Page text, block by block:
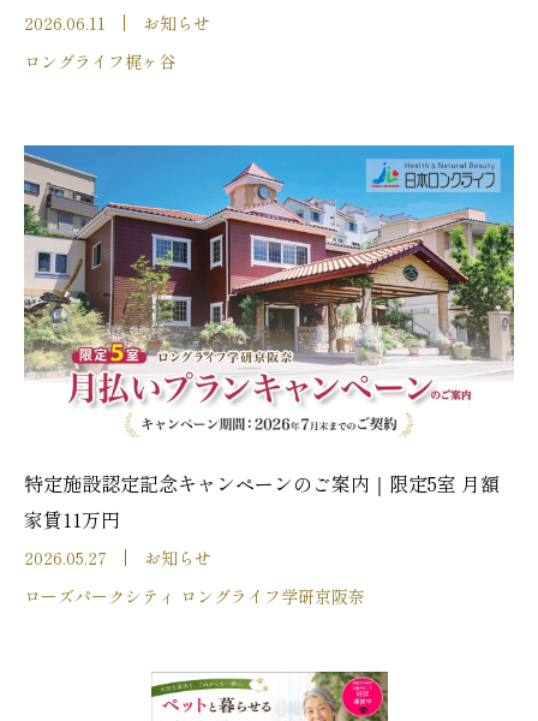
2026.06.11
お知らせ
ロングライフ梶ヶ谷
特定施設認定記念キャンペーンのご案内｜限定5室 月額
家賃11万円
2026.05.27
お知らせ
ローズパークシティ ロングライフ学研京阪奈